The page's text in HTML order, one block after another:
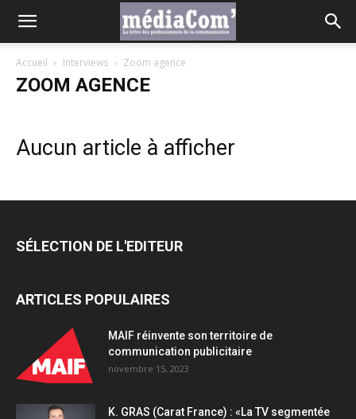
Accueil Interviews Zoom agence
ZOOM AGENCE
Aucun article à afficher
SÉLECTION DE L'EDITEUR
ARTICLES POPULAIRES
MAIF réinvente son territoire de
communication publicitaire
novembre 15, 2023
K. GRAS (Carat France) : «La TV segmentée